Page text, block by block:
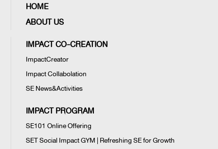
HOME
ABOUT US
IMPACT CO-CREATION
ImpactCreator
Impact Collabolation
SE News&Activities
IMPACT PROGRAM
SE101 Online Offering
SET Social Impact GYM | Refreshing SE for Growth